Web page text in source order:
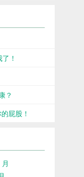
！
？
屁股！